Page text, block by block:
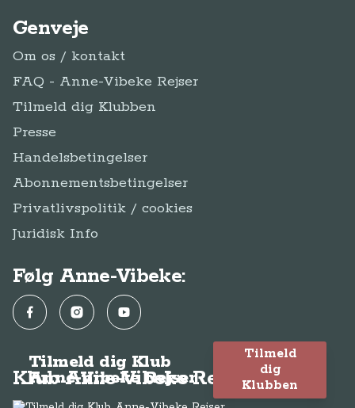
Genveje
Om os / kontakt
FAQ - Anne-Vibeke Rejser
Tilmeld dig Klubben
Presse
Handelsbetingelser
Abonnementsbetingelser
Privatlivspolitik / cookies
Juridisk Info
Følg Anne-Vibeke:
FacebookInstagramYouTube
Klub Anne-Vibeke Rejser
Tilmeld dig Klub
Anne-Vibeke Rejser
Tilmeld
dig
Klubben